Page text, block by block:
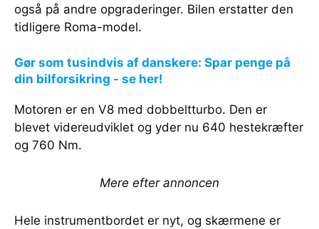
også på andre opgraderinger. Bilen erstatter den
tidligere Roma-model.
Gør som tusindvis af danskere: Spar penge på
din bilforsikring - se her!
Motoren er en V8 med dobbeltturbo. Den er
blevet videreudviklet og yder nu 640 hestekræfter
og 760 Nm.
Mere efter annoncen
Hele instrumentbordet er nyt, og skærmene er